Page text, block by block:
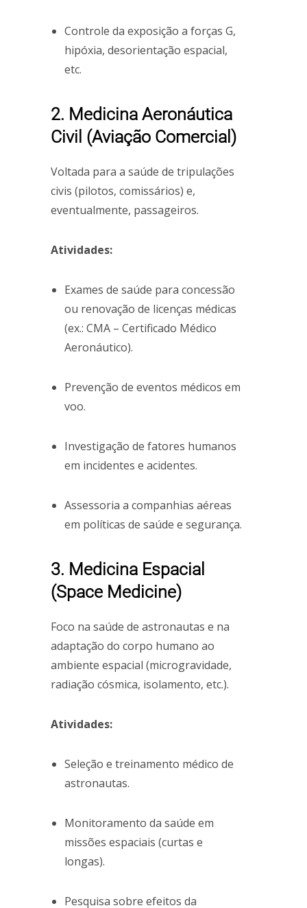
Controle da exposição a forças G,
hipóxia, desorientação espacial,
etc.
2. Medicina Aeronáutica
Civil (Aviação Comercial)
Voltada para a saúde de tripulações
civis (pilotos, comissários) e,
eventualmente, passageiros.
Atividades:
Exames de saúde para concessão
ou renovação de licenças médicas
(ex.: CMA – Certificado Médico
Aeronáutico).
Prevenção de eventos médicos em
voo.
Investigação de fatores humanos
em incidentes e acidentes.
Assessoria a companhias aéreas
em políticas de saúde e segurança.
3. Medicina Espacial
(Space Medicine)
Foco na saúde de astronautas e na
adaptação do corpo humano ao
ambiente espacial (microgravidade,
radiação cósmica, isolamento, etc.).
Atividades:
Seleção e treinamento médico de
astronautas.
Monitoramento da saúde em
missões espaciais (curtas e
longas).
Pesquisa sobre efeitos da